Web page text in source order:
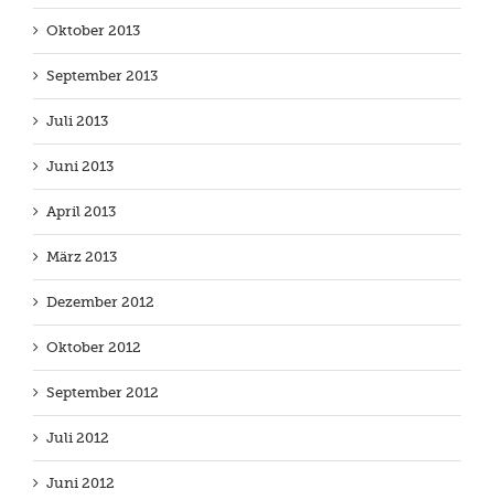
Oktober 2013
September 2013
Juli 2013
Juni 2013
April 2013
März 2013
Dezember 2012
Oktober 2012
September 2012
Juli 2012
Juni 2012